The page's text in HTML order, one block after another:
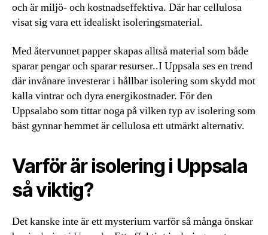
och är miljö- och kostnadseffektiva. Där har cellulosa
visat sig vara ett idealiskt isoleringsmaterial.
Med återvunnet papper skapas alltså material som både
sparar pengar och sparar resurser..I Uppsala ses en trend
där invånare investerar i hållbar isolering som skydd mot
kalla vintrar och dyra energikostnader. För den
Uppsalabo som tittar noga på vilken typ av isolering som
bäst gynnar hemmet är cellulosa ett utmärkt alternativ.
Varför är isolering i Uppsala
så viktig?
Det kanske inte är ett mysterium varför så många önskar